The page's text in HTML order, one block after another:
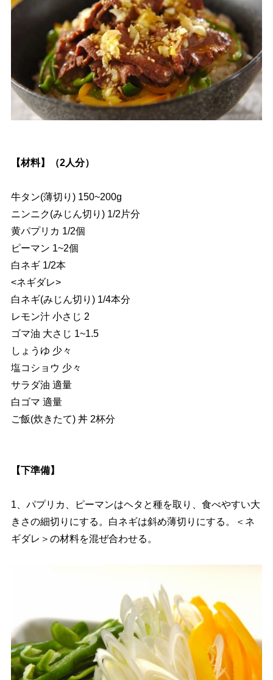
【材料】（2人分）
牛タン(薄切り) 150~200g
ニンニク(みじん切り) 1/2片分
黄パプリカ 1/2個
ピーマン 1~2個
白ネギ 1/2本
<ネギダレ>
白ネギ(みじん切り) 1/4本分
レモン汁 小さじ 2
ゴマ油 大さじ 1~1.5
しょうゆ 少々
塩コショウ 少々
サラダ油 適量
白ゴマ 適量
ご飯(炊きたて) 丼 2杯分
【下準備】
1、パプリカ、ピーマンはヘタと種を取り、食べやすい大
きさの細切りにする。白ネギは斜め薄切りにする。＜ネ
ギダレ＞の材料を混ぜ合わせる。